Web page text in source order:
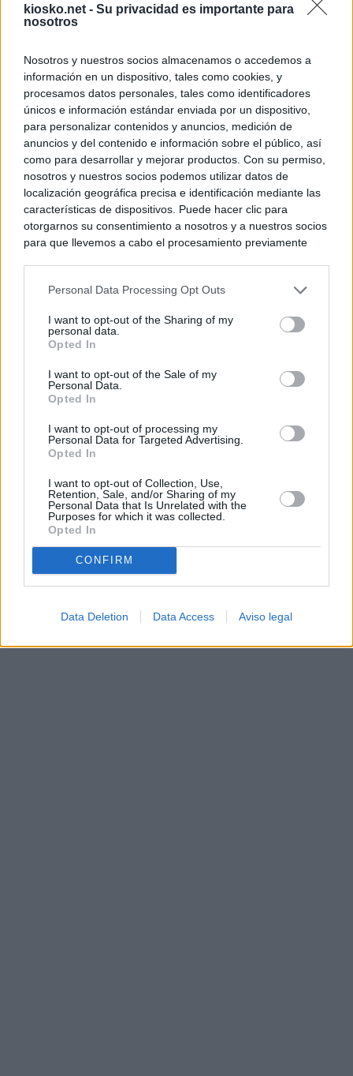
kiosko.net - Su privacidad es importante para
nosotros
Nosotros y nuestros socios almacenamos o accedemos a
información en un dispositivo, tales como cookies, y
procesamos datos personales, tales como identificadores
únicos e información estándar enviada por un dispositivo,
para personalizar contenidos y anuncios, medición de
anuncios y del contenido e información sobre el público, así
como para desarrollar y mejorar productos. Con su permiso,
nosotros y nuestros socios podemos utilizar datos de
localización geográfica precisa e identificación mediante las
características de dispositivos. Puede hacer clic para
otorgarnos su consentimiento a nosotros y a nuestros socios
para que llevemos a cabo el procesamiento previamente
negar su consentimiento. Tenga en cuenta que algún
de su consentimiento, pero usted tiene el derecho de
rechazar tal procesamiento. Sus preferencias se aplicarán
cualquier momento entrando de nuevo en este sitio web o
visitando nuestra política de privacidad.
Personal Data Processing Opt Outs
I want to opt-out of the Sharing of my
personal data.
Opted In
I want to opt-out of the Sale of my
Personal Data.
Opted In
I want to opt-out of processing my
Personal Data for Targeted Advertising.
Opted In
I want to opt-out of Collection, Use,
Retention, Sale, and/or Sharing of my
Personal Data that Is Unrelated with the
Purposes for which it was collected.
Opted In
CONFIRM
Data Deletion Data Access Aviso legal